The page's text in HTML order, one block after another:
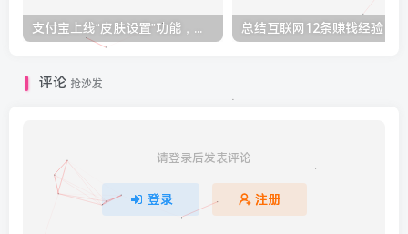
支付宝上线“皮肤设置”功能，官方系列皮肤套装有效期 180 天 总结互联网12条赚钱经验：
评论 抢沙发
请登录后发表评论
登录 注册